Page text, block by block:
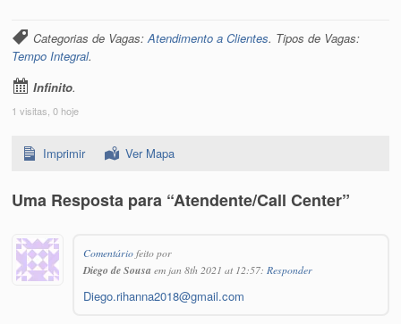
Categorias de Vagas:Atendimento a Clientes. Tipos de Vagas:
Tempo Integral.
Infinito.
1 visitas, 0 hoje
Imprimir Ver Mapa
Uma Resposta para “Atendente/Call Center”
Comentáriofeito por
Diego de Sousa em jan 8th 2021 at 12:57: Responder
Diego.rihanna2018@gmail.com